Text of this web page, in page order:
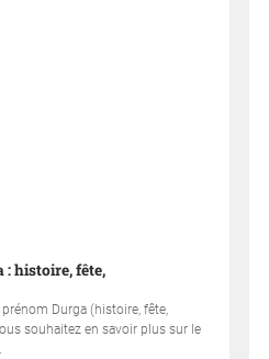
: histoire, fête,
Durga (histoire, fête,
souhaitez en savoir plus sur le